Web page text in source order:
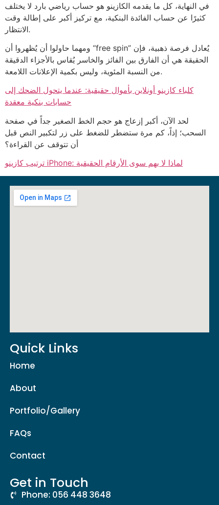
في النهاية، كل ما يقدمه الكازينو هو حساب رياضي بارد لا يختلف
كثيرًا عن حساب الفائدة البنكية، مع تركيز أكبر على إطالة وقت
الانتظار.
ومهما حاولوا أن يُظهروا أن “free spin” يُعادل فرصة ذهبية، فإن
الحقيقة هي أن الفارق بين الفائز والخاسر يُقاس بالأجزاء الدقيقة
من النسبة المئوية، وليس بكمية الإعلانات اللامعة.
كلباء كازينو أونلاين بأموال حقيقية: عندما يتحول الضحك إلى
حسابات بنكية معقدة
لحد الآن، أكبر إزعاج هو حجم الخط الصغير جداً في صفحة
السحب؛ إذاً، كم مرة ستضطر للضغط على زر لتكبير النص قبل
أن تتوقف عن القراءة؟
ترتيب كازينو iPhone: لماذا لا يهم سوى الأرقام الحقيقية
Quick Links
Home
About
Portfolio/Gallery
FAQs
Contact
Get in Touch
Phone: 056 448 3648